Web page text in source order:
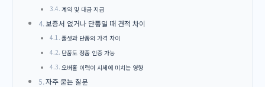
계약 및 대금 지급
보증서 없거나 단품일 때 견적 차이
풀셋과 단품의 가격 차이
단품도 정품 인증 가능
오버홀 이력이 시세에 미치는 영향
자주 묻는 질문